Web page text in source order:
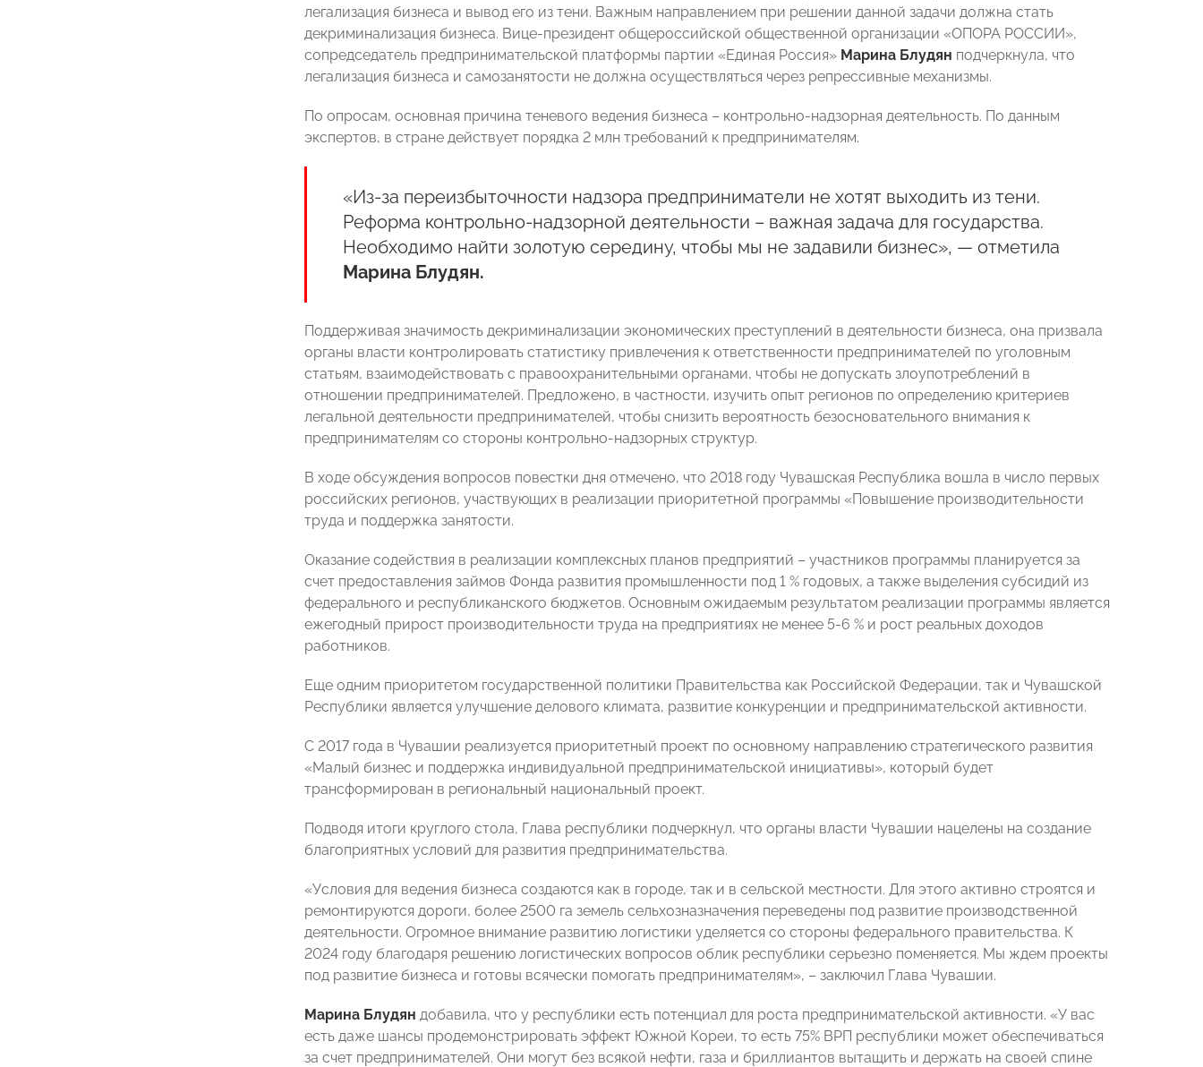
легализация бизнеса и вывод его из тени. Важным направлением при решении данной задачи должна стать
декриминализация бизнеса. Вице-президент общероссийской общественной организации «ОПОРА РОССИИ»,
сопредседатель предпринимательской платформы партии «Единая Россия» Марина Блудян подчеркнула, что
легализация бизнеса и самозанятости не должна осуществляться через репрессивные механизмы.
По опросам, основная причина теневого ведения бизнеса – контрольно-надзорная деятельность. По данным
экспертов, в стране действует порядка 2 млн требований к предпринимателям.
«Из-за переизбыточности надзора предприниматели не хотят выходить из тени.
Реформа контрольно-надзорной деятельности – важная задача для государства.
Необходимо найти золотую середину, чтобы мы не задавили бизнес», — отметила
Марина Блудян.
Поддерживая значимость декриминализации экономических преступлений в деятельности бизнеса, она призвала
органы власти контролировать статистику привлечения к ответственности предпринимателей по уголовным
статьям, взаимодействовать с правоохранительными органами, чтобы не допускать злоупотреблений в
отношении предпринимателей. Предложено, в частности, изучить опыт регионов по определению критериев
легальной деятельности предпринимателей, чтобы снизить вероятность безосновательного внимания к
предпринимателям со стороны контрольно-надзорных структур.
В ходе обсуждения вопросов повестки дня отмечено, что 2018 году Чувашская Республика вошла в число первых
российских регионов, участвующих в реализации приоритетной программы «Повышение производительности
труда и поддержка занятости.
Оказание содействия в реализации комплексных планов предприятий – участников программы планируется за
счет предоставления займов Фонда развития промышленности под 1 % годовых, а также выделения субсидий из
федерального и республиканского бюджетов. Основным ожидаемым результатом реализации программы является
ежегодный прирост производительности труда на предприятиях не менее 5-6 % и рост реальных доходов
работников.
Еще одним приоритетом государственной политики Правительства как Российской Федерации, так и Чувашской
Республики является улучшение делового климата, развитие конкуренции и предпринимательской активности.
С 2017 года в Чувашии реализуется приоритетный проект по основному направлению стратегического развития
«Малый бизнес и поддержка индивидуальной предпринимательской инициативы», который будет
трансформирован в региональный национальный проект.
Подводя итоги круглого стола, Глава республики подчеркнул, что органы власти Чувашии нацелены на создание
благоприятных условий для развития предпринимательства.
«Условия для ведения бизнеса создаются как в городе, так и в сельской местности. Для этого активно строятся и
ремонтируются дороги, более 2500 га земель сельхозназначения переведены под развитие производственной
деятельности. Огромное внимание развитию логистики уделяется со стороны федерального правительства. К
2024 году благодаря решению логистических вопросов облик республики серьезно поменяется. Мы ждем проекты
под развитие бизнеса и готовы всячески помогать предпринимателям», – заключил Глава Чувашии.
Марина Блудян добавила, что у республики есть потенциал для роста предпринимательской активности. «У вас
есть даже шансы продемонстрировать эффект Южной Кореи, то есть 75% ВРП республики может обеспечиваться
за счет предпринимателей. Они могут без всякой нефти, газа и бриллиантов вытащить и держать на своей спине